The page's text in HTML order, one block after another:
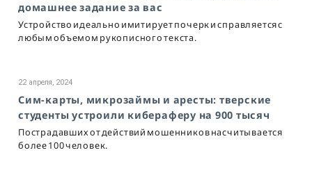
домашнее задание за вас
Устройство идеально имитирует почерк и справляется с
любым объемом рукописного текста.
22 апреля, 2024
Сим-карты, микрозаймы и аресты: тверские
студенты устроили кибераферу на 900 тысяч
Пострадавших от действий мошенников насчитывается
более 100 человек.